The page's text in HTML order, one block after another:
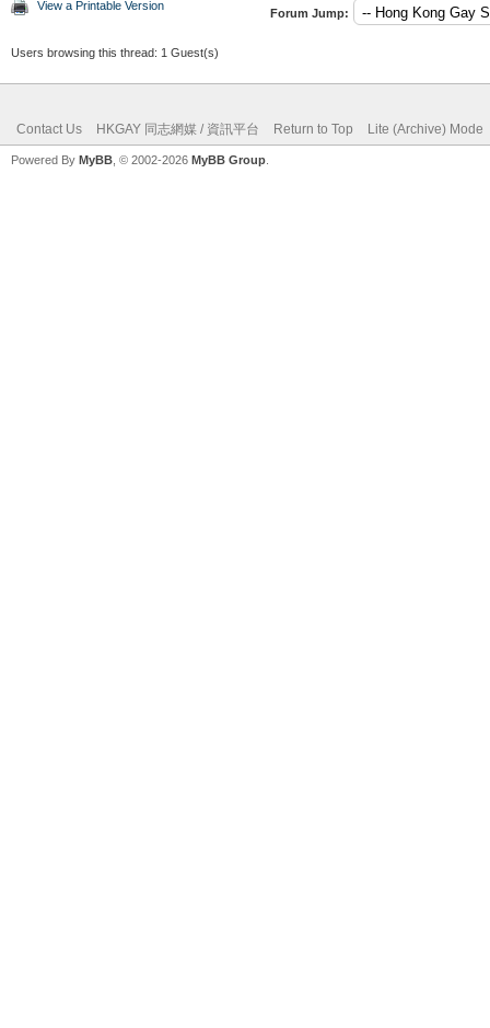
View a Printable Version
Forum Jump:
Users browsing this thread: 1 Guest(s)
Contact Us HKGAY 同志網媒 / 資訊平台 Return to Top Lite (Archive) Mode
Powered By MyBB , © 2002-2026 MyBB Group